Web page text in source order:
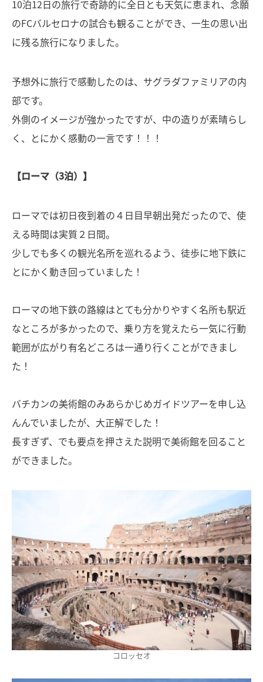
10泊12日の旅行で奇跡的に全日とも天気に恵まれ、念願
のFCバルセロナの試合も観ることができ、一生の思い出
に残る旅行になりました。
予想外に旅行で感動したのは、サグラダファミリアの内
部です。
外側のイメージが強かったですが、中の造りが素晴らし
く、とにかく感動の一言です！！！
【ローマ（3泊）】
ローマでは初日夜到着の４日目早朝出発だったので、使
える時間は実質２日間。
少しでも多くの観光名所を巡れるよう、徒歩に地下鉄に
とにかく動き回っていました！
ローマの地下鉄の路線はとても分かりやすく名所も駅近
なところが多かったので、乗り方を覚えたら一気に行動
範囲が広がり有名どころは一通り行くことができまし
た！
バチカンの美術館のみあらかじめガイドツアーを申し込
んんでいましたが、大正解でした！
長すぎず、でも要点を押さえた説明で美術館を回ること
ができました。
コロッセオ